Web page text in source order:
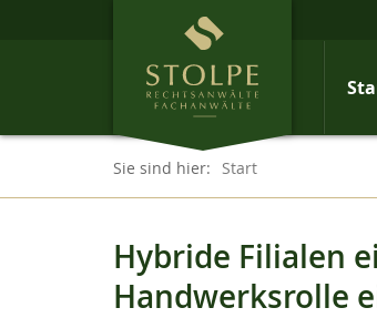
Sie sind hier: Start
Hybride Filialen
Handwerksrolle